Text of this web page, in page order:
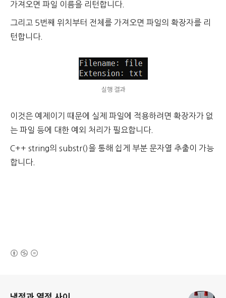
가져오면 파일 이름을 리턴합니다.
그리고 5번째 위치부터 전체를 가져오면 파일의 확장자를 리
턴합니다.
실행 결과
이것은 예제이기 때문에 실제 파일에 적용하려면 확장자가 없
는 파일 등에 대한 예외 처리가 필요합니다.
C++ string의 substr()을 통해 쉽게 부분 문자열 추출이 가능
합니다.